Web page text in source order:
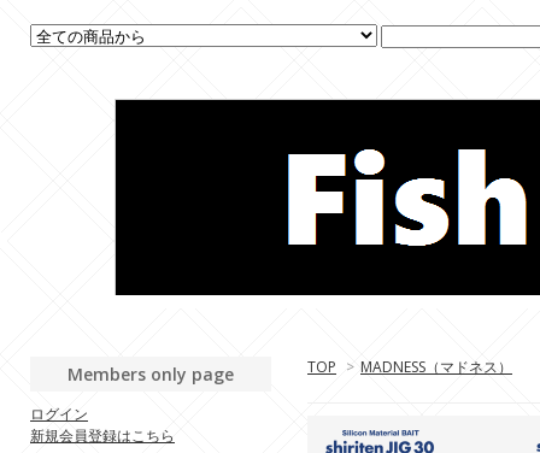
TOP > MADNESS（マドネス）
Members only page
ログイン
新規会員登録はこちら